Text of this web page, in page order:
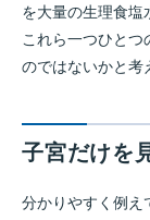
を大量の生理食塩
これら一つひとつ
のではないかと考
子宮だけを
分かりやすく例え